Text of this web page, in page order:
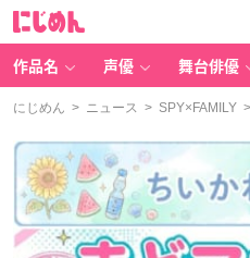
作品名 声優 舞台俳優
にじめん > ニュース > SPY×FAMILY